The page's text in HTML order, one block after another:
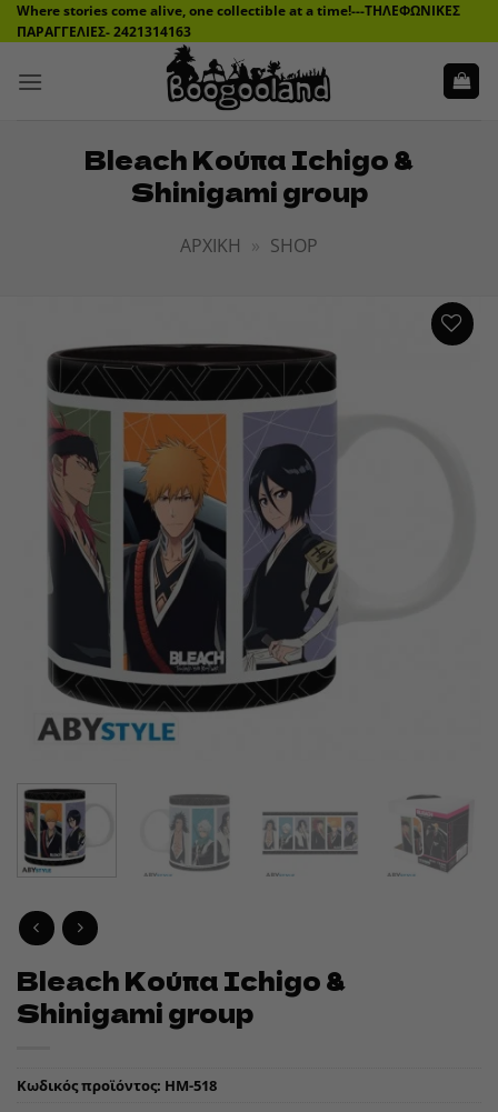
Μετάβαση
στο
Where stories come alive, one collectible at a time!---ΤΗΛΕΦΩΝΙΚΕΣ
ΠΑΡΑΓΓΕΛΙΕΣ- 2421314163
Bleach Κούπα Ichigo &
Shinigami group
ΑΡΧΙΚΉ » SHOP
Bleach Κούπα Ichigo &
Shinigami group
Κωδικός προϊόντος: HM-518